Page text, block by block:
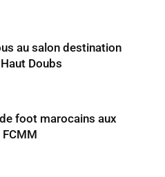
au salon destination
Doubs
foot marocains aux